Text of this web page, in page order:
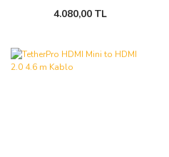
4.080,00 TL